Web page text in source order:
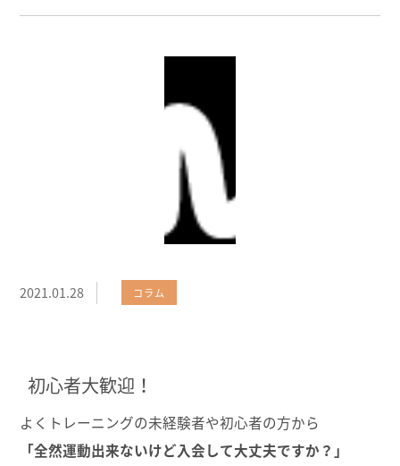
2021.01.28 コラム
初心者大歓迎！
よくトレーニングの未経験者や初心者の方から
「全然運動出来ないけど入会して大丈夫ですか？」